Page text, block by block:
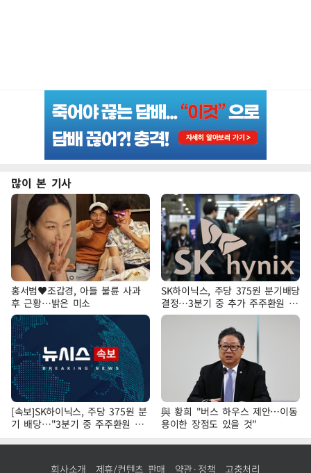
많이 본 기사
홍서범♥조갑경, 아들 불륜 사과
후 근황…밝은 미소
SK하이닉스, 주당 375원 분기배당
결정…3분기 중 추가 주주환원 발
표
[속보]SK하이닉스, 주당 375원 분
기 배당…"3분기 중 주주환원 방
안 확정"
與 황희 "버스 하우스 제안…이동
용이한 장점도 있을 것"
회사소개 제휴/컨텐츠 판매 약관·정책 고충처리